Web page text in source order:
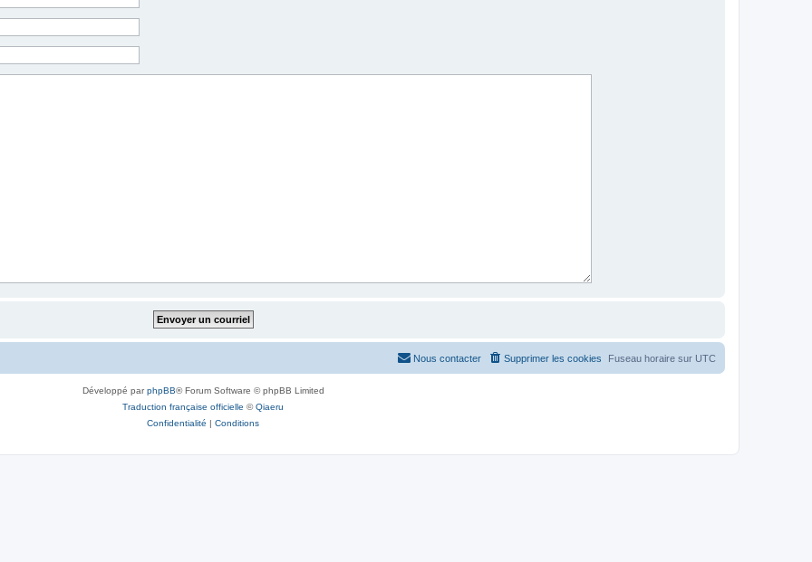
Fuseau horaire sur UTC
Supprimer les cookies
Nous contacter
Développé parphpBB® Forum Software © phpBB Limited
Traduction française officielle ©Qiaeru
Confidentialité | Conditions